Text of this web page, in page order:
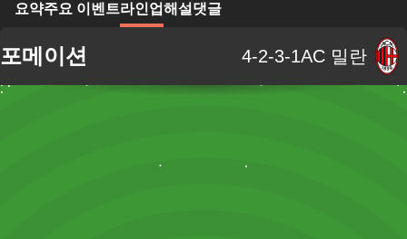
요약주요 이벤트라인업해설 댓글
AC 밀란
4-2-3-1
포메이션